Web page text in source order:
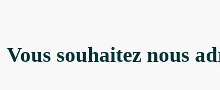
Vous souhaitez nous